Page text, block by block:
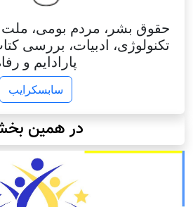
حقوق بشر، مردم بومی،
تکنولوژی، ادبیات، بررسی
پارادایم و
سابسکرایب
در همین